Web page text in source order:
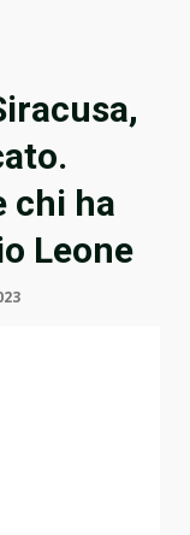
chi ha
Leone